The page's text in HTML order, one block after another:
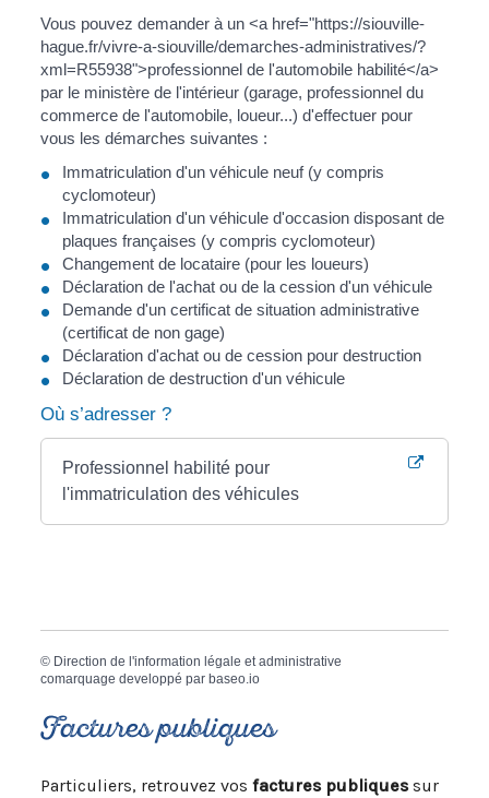
Vous pouvez demander à un <a href="https://siouville-
hague.fr/vivre-a-siouville/demarches-administratives/?
xml=R55938">professionnel de l'automobile habilité</a>
par le ministère de l'intérieur (garage, professionnel du
commerce de l'automobile, loueur...) d'effectuer pour
vous les démarches suivantes :
Immatriculation d'un véhicule neuf (y compris
cyclomoteur)
Immatriculation d'un véhicule d'occasion disposant de
plaques françaises (y compris cyclomoteur)
Changement de locataire (pour les loueurs)
Déclaration de l'achat ou de la cession d'un véhicule
Demande d'un certificat de situation administrative
(certificat de non gage)
Déclaration d'achat ou de cession pour destruction
Déclaration de destruction d'un véhicule
Où s’adresser ?
Professionnel habilité pour
l'immatriculation des véhicules
© Direction de l'information légale et administrative
comarquage developpé par baseo.io
Factures publiques
Particuliers, retrouvez vos factures publiquessur